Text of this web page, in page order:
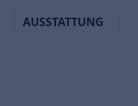
AUSSTATTUNG